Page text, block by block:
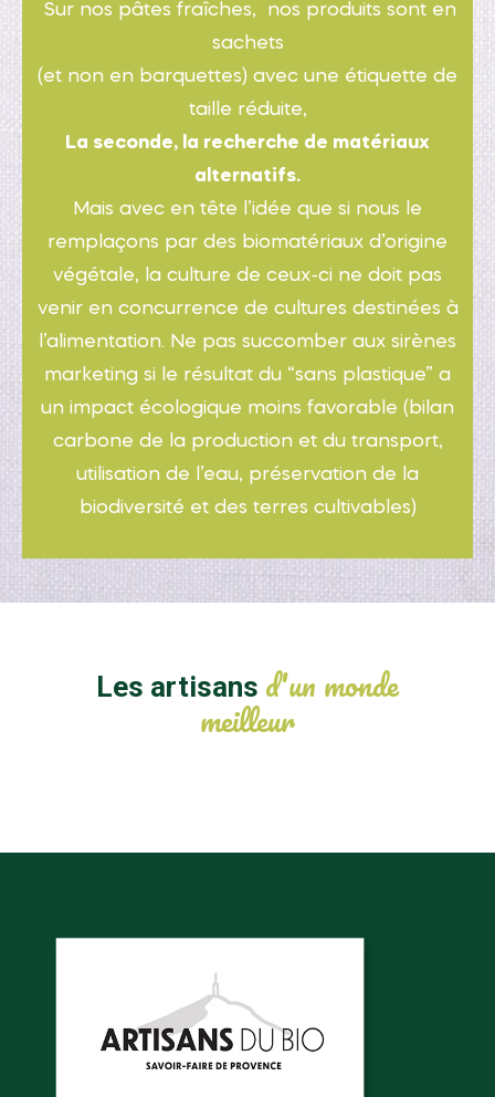
Sur nos pâtes fraîches, nos produits sont en
sachets
(et non en barquettes) avec une étiquette de
taille réduite,
La seconde, la recherche de matériaux
alternatifs.
Mais avec en tête l’idée que si nous le
remplaçons par des biomatériaux d’origine
végétale, la culture de ceux-ci ne doit pas
venir en concurrence de cultures destinées à
l’alimentation. Ne pas succomber aux sirènes
marketing si le résultat du “sans plastique” a
un impact écologique moins favorable (bilan
carbone de la production et du transport,
utilisation de l’eau, préservation de la
biodiversité et des terres cultivables)
Les artisans d'un monde
meilleur